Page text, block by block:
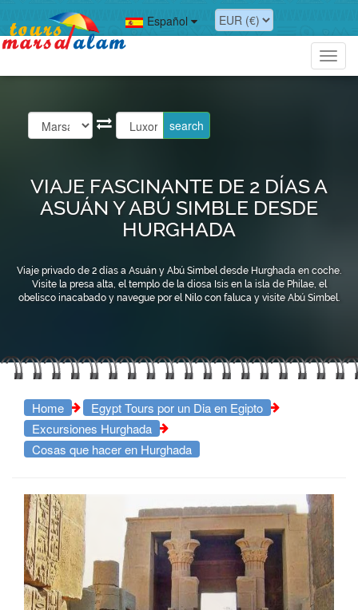
Español
VIAJE FASCINANTE DE 2 DÍAS A
ASUÁN Y ABÚ SIMBLE DESDE
HURGHADA
Viaje privado de 2 días a Asuán y Abú Simbel desde Hurghada en coche.
Visite la presa alta, el templo de la diosa Isis en la isla de Philae, el
obelisco inacabado y navegue por el Nilo con faluca y visite Abú Simbel.
Home
Egypt Tours por un Dia en Egipto
Excursiones Hurghada
Cosas que hacer en Hurghada